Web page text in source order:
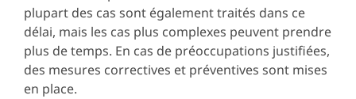
plupart des cas sont également traités dans ce
délai, mais les cas plus complexes peuvent prendre
plus de temps. En cas de préoccupations justifiées,
des mesures correctives et préventives sont mises
en place.